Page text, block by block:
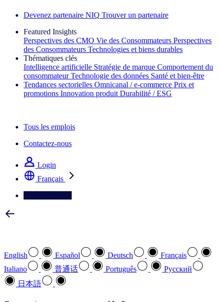
Devenez partenaire NIQ Trouver un partenaire
Featured Insights
Perspectives des CMO Vie des Consommateurs Perspectives
des Consommateurs Technologies et biens durables
Thématiques clés
Intelligence artificielle Stratégie de marque Comportement du
consommateur Technologie des données Santé et bien‑être
Tendances sectorielles Omnicanal / e‑commerce Prix et
promotions Innovation produit Durabilité / ESG
Tous les emplois
Contactez-nous
Login
Français
English Español Deutsch
Français
Italiano
普通话 Português
Pусский
日本語